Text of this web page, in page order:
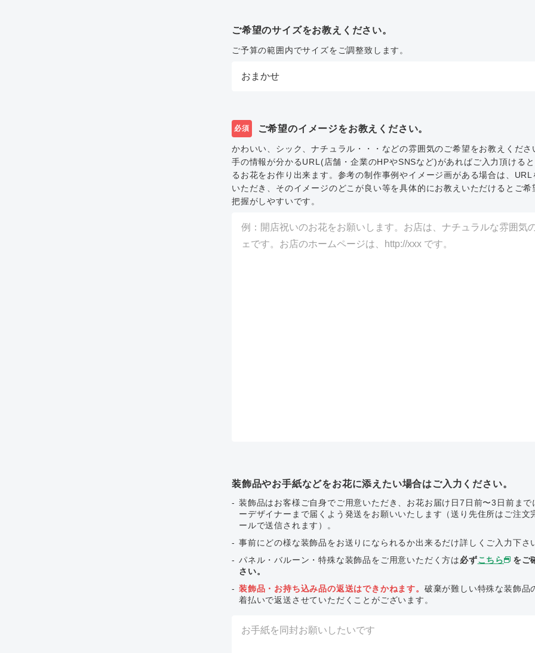
ご希望のサイズをお教えください。
ご予算の範囲内でサイズをご調整致します。
必須 ご希望のイメージをお教えください。
かわいい、シック、ナチュラル・・・などの雰囲気のご希望をお教えくださ
手の情報が分かるURL(店舗・企業のHPやSNSなど)があればご入力頂ける
るお花をお作り出来ます。参考の制作事例やイメージ画がある場合は、URL
いただき、そのイメージのどこが良い等を具体的にお教えいただけるとご希
把握がしやすいです。
装飾品やお手紙などをお花に添えたい場合はご入力ください。
装飾品はお客様ご自身でご用意いただき、お花お届け日7日前〜3日前まで
ーデザイナーまで届くよう発送をお願いいたします（送り先住所はご注文
ールで送信されます）。
事前にどの様な装飾品をお送りになられるか出来るだけ詳しくご入力下さ
パネル・バルーン・特殊な装飾品をご用意いただく方は必ずこちら
をご
さい。
装飾品・お持ち込み品の返送はできかねます。 破棄が難しい特殊な装飾品
着払いで返送させていただくことがございます。